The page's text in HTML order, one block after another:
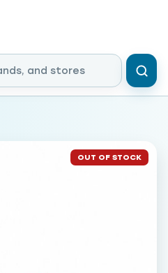
OUT OF STOCK